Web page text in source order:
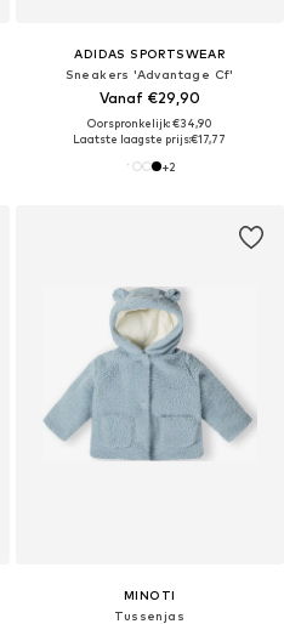
ADIDAS SPORTSWEAR
Sneakers 'Advantage Cf'
Vanaf €29,90
Oorspronkelijk: €34,90
Laatste laagste prijs:€17,77
+2
MINOTI
Tussenjas